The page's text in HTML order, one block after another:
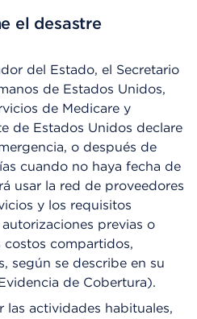
el desastre
del Estado, el Secretario
de Estados Unidos,
de Medicare y
de Estados Unidos declare
o después de
cuando no haya fecha de
usar la red de proveedores
y los requisitos
previas o
costos compartidos,
según se describe en su
de Cobertura).
las actividades habituales,